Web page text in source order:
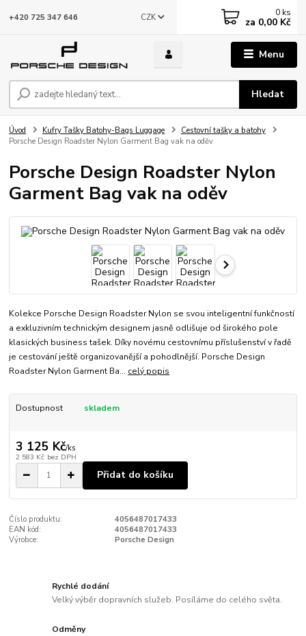
Menu
CZK
Hledat
+420 725 347 646 0 ks
za 0,00 Kč
Úvod Kufry Tašky Batohy-Bags Luggage
Cestovní tašky a batohy
Porsche Design Roadster Nylon Garment Bag vak na oděv
Porsche Design Roadster Nylon
Garment Bag vak na oděv
Kolekce Porsche Design Roadster Nylon se svou inteligentní funkčností
a exkluzivním technickým designem jasně odlišuje od širokého pole
klasických business tašek. Díky novému cestovnímu příslušenství v řadě
je cestování ještě organizovanější a pohodlnější. Porsche Design
Roadster Nylon Garment Ba... celý popis
Dostupnost skladem
3 125 Kč/ks
2 583 Kč bez DPH
Přidat do košíku
Číslo produktu:
4056487017433
EAN kód:
4056487017433
Výrobce:
Porsche Design
Rychlé dodání
Velký výběr dopravních služeb. Posíláme do celého světa.
Odměny